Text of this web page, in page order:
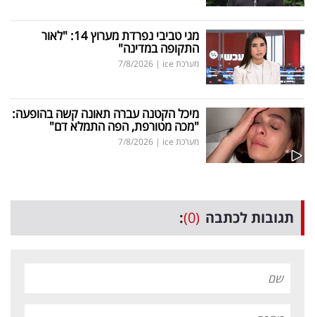
מגי טביבי נפרדת מערוץ 14: "לאור
התקופה במדינה"
מערכת ice |
7/8/2026
מיכל הקטנה עברה תאונה קשה בהופעה:
"מכה מטורפת, הפה התמלא דם"
מערכת ice |
7/8/2026
תגובות לכתבה (0)
: